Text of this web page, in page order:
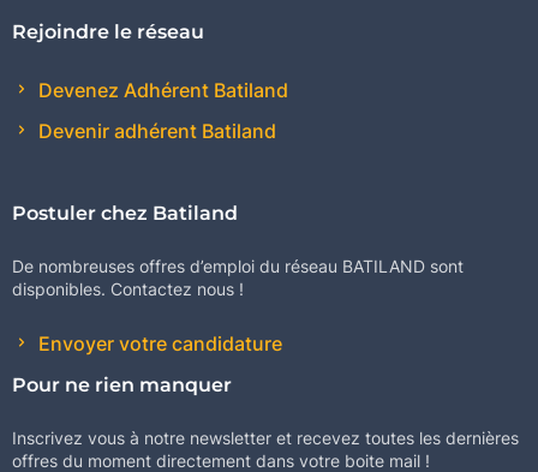
Rejoindre le réseau
Devenez Adhérent Batiland
Devenir adhérent Batiland
Postuler chez Batiland
De nombreuses offres d’emploi du réseau BATILAND sont
disponibles. Contactez nous !
Envoyer votre candidature
Pour ne rien manquer
Inscrivez vous à notre newsletter et recevez toutes les dernières
offres du moment directement dans votre boite mail !